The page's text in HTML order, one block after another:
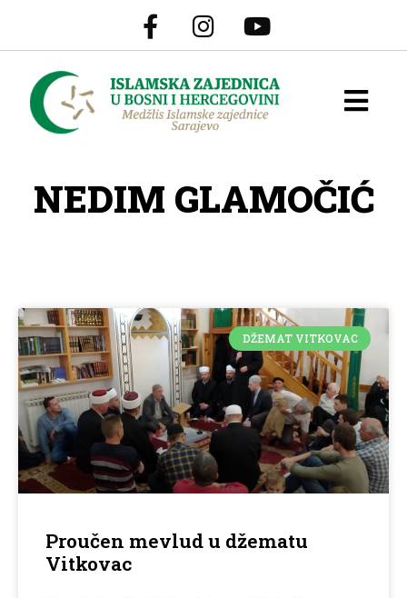
NEDIM GLAMOČIĆ
DŽEMAT VITKOVAC
Proučen mevlud u džematu
Vitkovac